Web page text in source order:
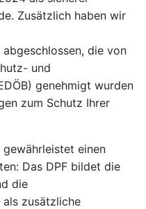
Zusätzlich haben wir
die von
und
genehmigt wurden
zum Schutz Ihrer
einen
Das DPF bildet die
die
zusätzliche